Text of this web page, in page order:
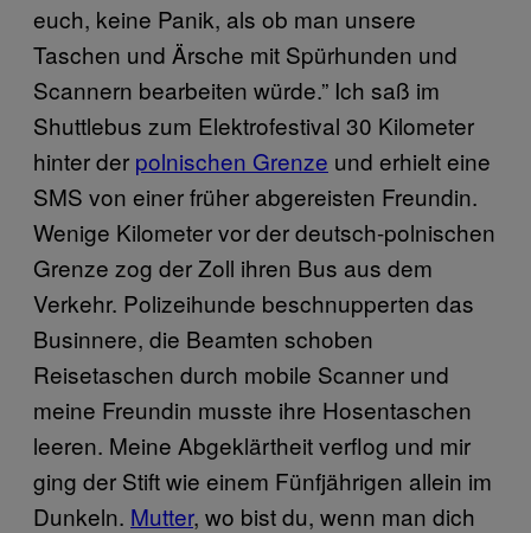
euch, keine Panik, als ob man unsere
Taschen und Ärsche mit Spürhunden und
Scannern bearbeiten würde.” Ich saß im
Shuttlebus zum Elektrofestival 30 Kilometer
hinter der polnischen Grenze und erhielt eine
SMS von einer früher abgereisten Freundin.
Wenige Kilometer vor der deutsch-polnischen
Grenze zog der Zoll ihren Bus aus dem
Verkehr. Polizeihunde beschnupperten das
Businnere, die Beamten schoben
Reisetaschen durch mobile Scanner und
meine Freundin musste ihre Hosentaschen
leeren. Meine Abgeklärtheit verflog und mir
ging der Stift wie einem Fünfjährigen allein im
Dunkeln. Mutter, wo bist du, wenn man dich